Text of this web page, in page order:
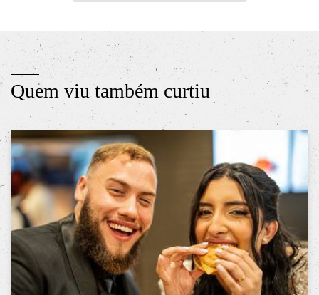
Quem viu também curtiu